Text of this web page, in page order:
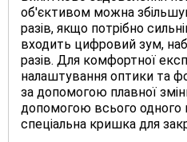
об'єктивом можна
разів, якщо потрібно
входить цифровий зум,
разів. Для комфортної
налаштування оптики та
за допомогою плавної
допомогою всього одного
спеціальна кришка для